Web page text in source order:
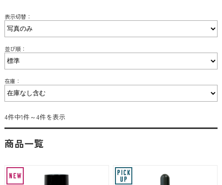
表示切替：
並び順：
在庫：
4件中1件～4件を表示
商品一覧